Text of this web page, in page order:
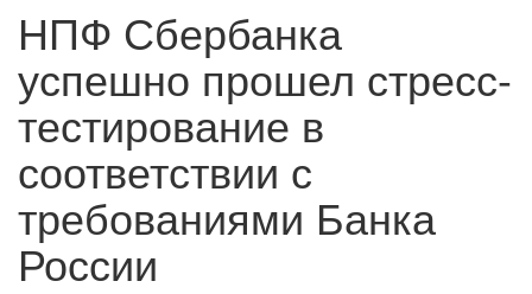
НПФ Сбербанка
успешно прошел стресс-
тестирование в
соответствии с
требованиями Банка
России